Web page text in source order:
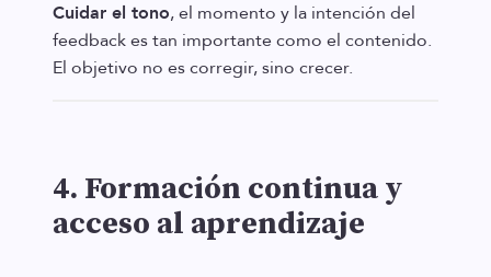
Cuidar el tono, el momento y la intención del
feedback es tan importante como el contenido.
El objetivo no es corregir, sino crecer.
4. Formación continua y
acceso al aprendizaje